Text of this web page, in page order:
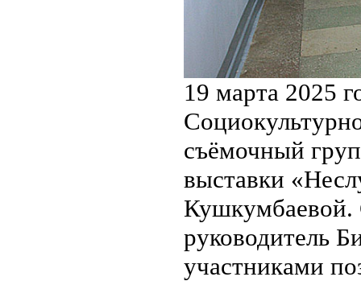
19 марта 2025
съёмочный
выставки
Кушкумбаевой.
руководитель
участниками